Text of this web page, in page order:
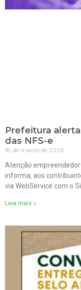
Prefeitura
das NFS-e
18 de março de 2026
Atenção
informa, aos
via WebService com o
Leia mais »